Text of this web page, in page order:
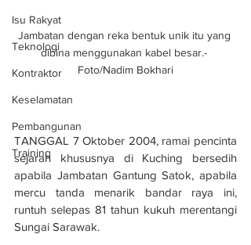
Isu Rakyat
Teknologi
Kontraktor
Keselamatan
Pembangunan
Training
Jambatan dengan reka bentuk unik itu yang
dibina menggunakan kabel besar.-
Foto/Nadim Bokhari
TANGGAL 7 Oktober 2004, ramai pencinta
sejarah khususnya di Kuching bersedih
apabila Jambatan Gantung Satok, apabila
mercu tanda menarik bandar raya ini,
runtuh selepas 81 tahun kukuh merentangi
Sungai Sarawak.